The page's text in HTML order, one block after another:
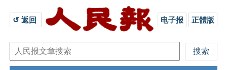
↺ 返回 电子报 正體版